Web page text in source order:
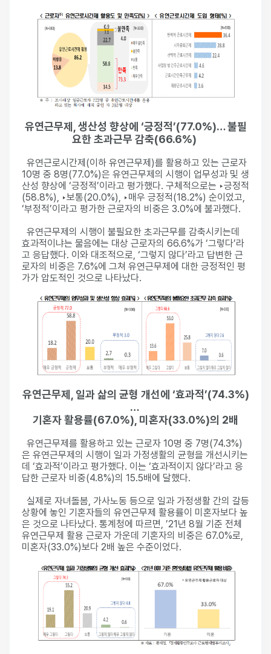
유연근무제, 생산성 향상에 ‘긍정적’(77.0%)… 불필
요한 초과근무 감축(66.6%)
유연근로시간제(이하 유연근무제)를 활용하고 있는 근로자
10명 중 8명(77.0%)은 유연근무제의 시행이 업무성과 및 생
산성 향상에 ‘긍정적’이라고 평가했다. 구체적으로는 ‣긍정적
(58.8%), ‣보통(20.0%), ‣매우 긍정적(18.2%) 순이었고,
‘부정적’이라고 평가한 근로자의 비중은 3.0%에 불과했다.
유연근무제의 시행이 불필요한 초과근무를 감축시키는데
효과적이냐는 물음에는 대상 근로자의 66.6%가 ‘그렇다’라
고 응답했다. 이와 대조적으로, ‘그렇지 않다’라고 답변한 근
로자의 비중은 7.6%에 그쳐 유연근무제에 대한 긍정적인 평
가가 압도적인 것으로 나타났다.
유연근무제, 일과 삶의 균형 개선에 ‘효과적’(74.3%)
…
기혼자 활용률(67.0%), 미혼자(33.0%)의 2배
유연근무제를 활용하고 있는 근로자 10명 중 7명(74.3%)
은 유연근무제의 시행이 일과 가정생활의 균형을 개선시키는
데 ‘효과적’이라고 평가했다. 이는 ‘효과적이지 않다’라고 응
답한 근로자 비중(4.8%)의 15.5배에 달했다.
실제로 자녀돌봄, 가사노동 등으로 일과 가정생활 간의 갈등
상황에 놓인 기혼자들의 유연근무제 활용률이 미혼자보다 높
은 것으로 나타났다. 통계청에 따르면, ’21년 8월 기준 전체
유연근무제 활용 근로자 가운데 기혼자의 비중은 67.0%로,
미혼자(33.0%)보다 2배 높은 수준이었다.